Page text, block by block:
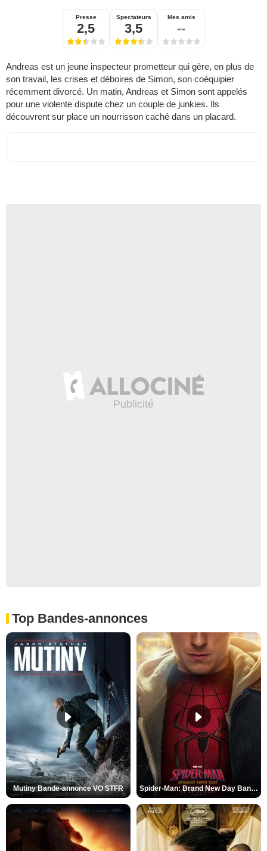
Presse
2,5
Spectateurs
3,5
Mes amis
--
Andreas est un jeune inspecteur prometteur qui gère, en plus de
son travail, les crises et déboires de Simon, son coéquipier
récemment divorcé. Un matin, Andreas et Simon sont appelés
pour une violente dispute chez un couple de junkies. Ils
découvrent sur place un nourrisson caché dans un placard.
Top Bandes-annonces
Mutiny Bande-annonce VO STFR Spider-Man: Brand New Day Bande-annonce VO STFR